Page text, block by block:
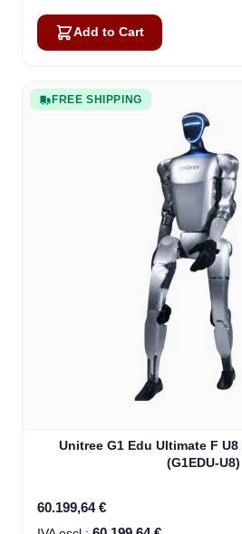
Add to Cart
FREE SHIPPING
Unitree G1 Edu Ultimate F
(G1EDU-U8)
60.199,64 €